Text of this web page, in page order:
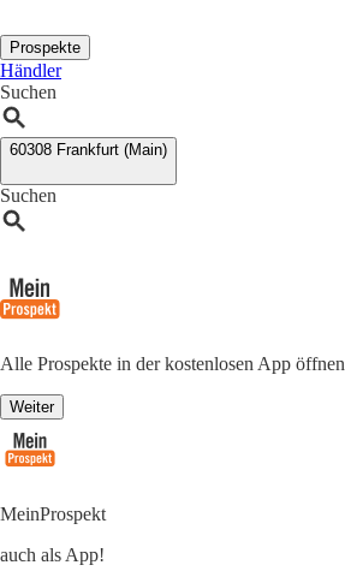
Prospekte
Händler
Suchen
60308 Frankfurt (Main)
Suchen
Alle Prospekte in der kostenlosen App öffnen
Weiter
MeinProspekt
auch als App!